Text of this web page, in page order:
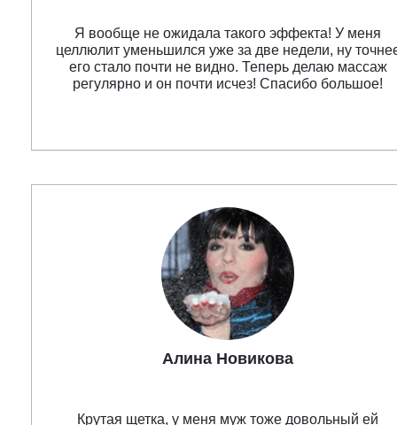
Я вообще не ожидала такого эффекта! У меня
целлюлит уменьшился уже за две недели, ну
его стало почти не видно. Теперь делаю массаж
регулярно и он почти исчез! Спасибо большое!
Алина Новикова
Крутая щетка, у меня муж тоже довольный ей